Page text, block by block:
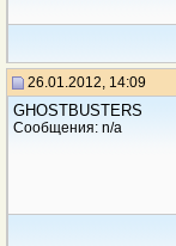
26.01.2012, 14:09
GHOSTBUSTERS
Сообщения: n/a